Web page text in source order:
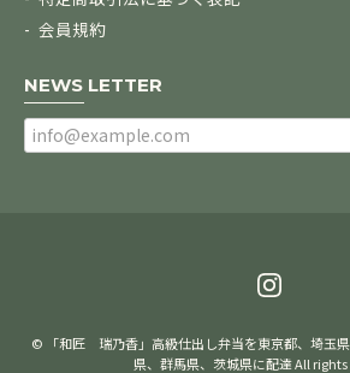
会員規約
NEWS LETTER
© 「和匠 瑞乃香」高級仕出し弁当を東京都、埼玉
県、群馬県、茨城県に配達 All